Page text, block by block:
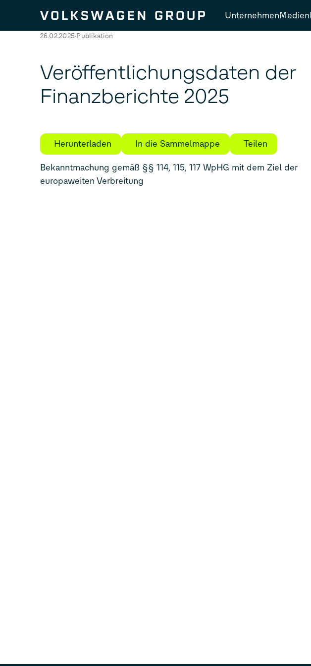
UnternehmenMedien
26.02.2025 Publikation
Veröffentlichungsdaten der
Finanzberichte 2025
Herunterladen In die Sammelmappe Teilen
Bekanntmachung gemäß §§ 114, 115, 117 WpHG mit dem Ziel der
europaweiten Verbreitung